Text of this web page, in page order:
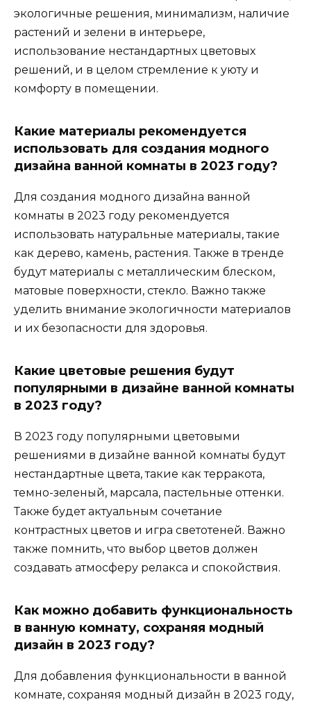
экологичные решения, минимализм, наличие
растений и зелени в интерьере,
использование нестандартных цветовых
решений, и в целом стремление к уюту и
комфорту в помещении.
Какие материалы рекомендуется
использовать для создания модного
дизайна ванной комнаты в 2023 году?
Для создания модного дизайна ванной
комнаты в 2023 году рекомендуется
использовать натуральные материалы, такие
как дерево, камень, растения. Также в тренде
будут материалы с металлическим блеском,
матовые поверхности, стекло. Важно также
уделить внимание экологичности материалов
и их безопасности для здоровья.
Какие цветовые решения будут
популярными в дизайне ванной комнаты
в 2023 году?
В 2023 году популярными цветовыми
решениями в дизайне ванной комнаты будут
нестандартные цвета, такие как терракота,
темно-зеленый, марсала, пастельные оттенки.
Также будет актуальным сочетание
контрастных цветов и игра светотеней. Важно
также помнить, что выбор цветов должен
создавать атмосферу релакса и спокойствия.
Как можно добавить функциональность
в ванную комнату, сохраняя модный
дизайн в 2023 году?
Для добавления функциональности в ванной
комнате, сохраняя модный дизайн в 2023 году,